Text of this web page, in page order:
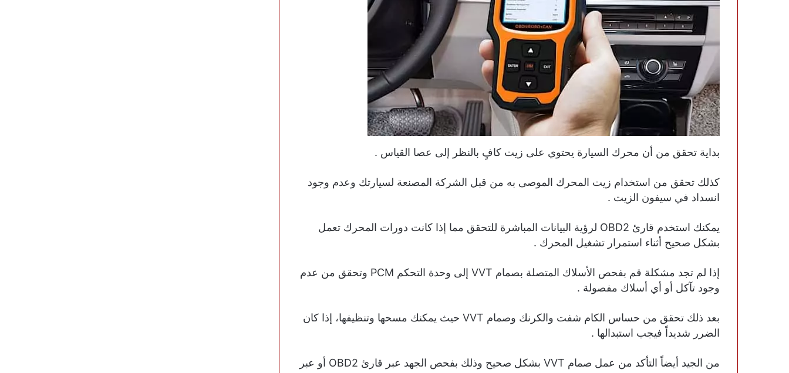
بداية تحقق من أن محرك السيارة يحتوي على زيت كافٍ بالنظر إلى عصا القياس .
كذلك تحقق من استخدام زيت المحرك الموصى به من قبل الشركة المصنعة لسيارتك وعدم وجود
انسداد في سيفون الزيت .
يمكنك استخدم قارئ OBD2 لرؤية البيانات المباشرة للتحقق مما إذا كانت دورات المحرك تعمل
بشكل صحيح أثناء استمرار تشغيل المحرك .
إذا لم تجد مشكلة قم بفحص الأسلاك المتصلة بصمام VVT إلى وحدة التحكم PCM وتحقق من عدم
وجود تآكل أو أي أسلاك مفصولة .
بعد ذلك تحقق من حساس الكام شفت والكرنك وصمام VVT حيث يمكنك مسحها وتنظيفها، إذا كان
الضرر شديداً فيجب استبدالها .
من الجيد أيضاً التأكد من عمل صمام VVT بشكل صحيح وذلك بفحص الجهد عبر قارئ OBD2 أو عبر